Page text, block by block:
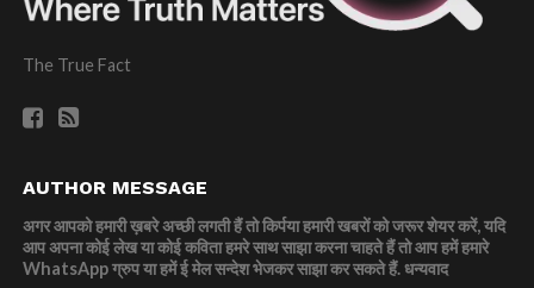
The True Fact
AUTHOR MESSAGE
अगर आपको हमारी ख़बरे अच्छी लगती हैं तो किर्पया हमारी खबरों को जरूर शेयर करें, यदि
आप अपना कोई लेख या कोई कविता हमरे साथ साझा करना चाहते हैं तो आप हमें हमारे
WhatsApp ग्रुप या हमें ई मेल सन्देश भेजकर साझा कर सकते हैं.धन्यवाद